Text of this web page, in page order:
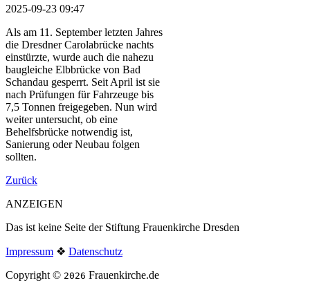
2025-09-23 09:47
Als am 11. September letzten Jahres
die Dresdner Carolabrücke nachts
einstürzte, wurde auch die nahezu
baugleiche Elbbrücke von Bad
Schandau gesperrt. Seit April ist sie
nach Prüfungen für Fahrzeuge bis
7,5 Tonnen freigegeben. Nun wird
weiter untersucht, ob eine
Behelfsbrücke notwendig ist,
Sanierung oder Neubau folgen
sollten.
Zurück
ANZEIGEN
Das ist keine Seite der Stiftung Frauenkirche Dresden
Impressum ❖ Datenschutz
Copyright © 2026 Frauenkirche.de